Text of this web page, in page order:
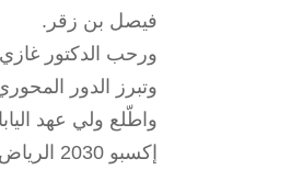
فيصل بن زقر.
ورحب الدكتور غازي
وتبرز الدور
واطّلع ولي عهد
إكسبو